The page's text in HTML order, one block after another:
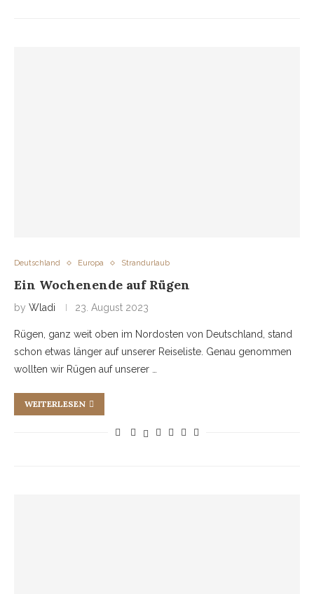
Deutschland Europa Strandurlaub
Ein Wochenende auf Rügen
by Wladi 23. August 2023
Rügen, ganz weit oben im Nordosten von Deutschland, stand
schon etwas länger auf unserer Reiseliste. Genau genommen
wollten wir Rügen auf unserer …
WEITERLESEN